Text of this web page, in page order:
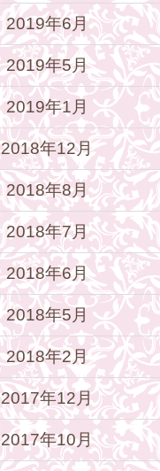
2019年6月
2019年5月
2019年1月
2018年12月
2018年8月
2018年7月
2018年6月
2018年5月
2018年2月
2017年12月
2017年10月